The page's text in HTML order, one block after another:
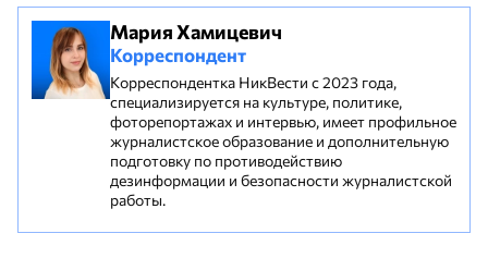
Мария Хамицевич
Корреспондент
Корреспондентка НикВести с 2023 года,
специализируется на культуре, политике,
фоторепортажах и интервью, имеет профильное
журналистское образование и дополнительную
подготовку по противодействию
дезинформации и безопасности журналистской
работы.